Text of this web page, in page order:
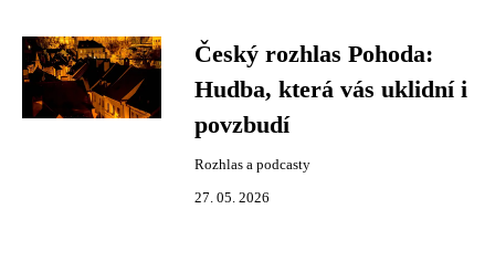
Český rozhlas Pohoda:
Hudba, která vás uklidní i
povzbudí
Rozhlas a podcasty
27. 05. 2026